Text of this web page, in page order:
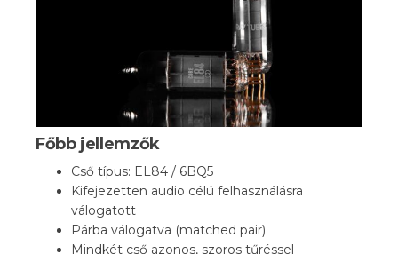
Főbb jellemzők
Cső típus: EL84 / 6BQ5
Kifejezetten audio célú felhasználásra
válogatott
Párba válogatva (matched pair)
Mindkét cső azonos, szoros tűréssel